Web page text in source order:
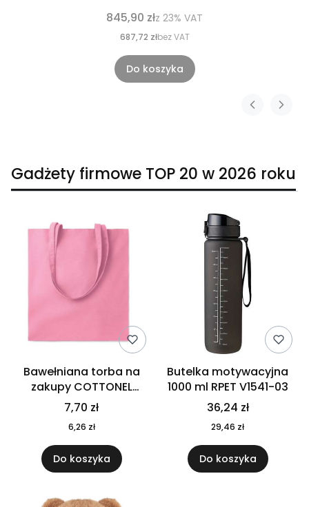
845,90 złz 23% VAT
687,72 złbez VAT
Do koszyka
Gadżety firmowe TOP 20 w 2026 roku
Bawełniana torba na
zakupy COTTONEL
COLOUR++ MO9846-11
7,70 zł
6,26 zł
Do koszyka
Butelka motywacyjna
1000 ml RPET V1541-03
36,24 zł
29,46 zł
Do koszyka